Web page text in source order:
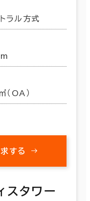
ラル方式
OA）
する
スタワー